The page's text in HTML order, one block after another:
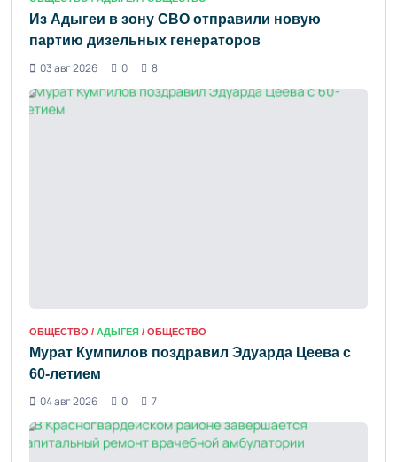
Из Адыгеи в зону СВО отправили новую
партию дизельных генераторов
03 авг 2026
0 8
ОБЩЕСТВО / АДЫГЕЯ / ОБЩЕСТВО
Мурат Кумпилов поздравил Эдуарда Цеева с
60-летием
04 авг 2026
0 7